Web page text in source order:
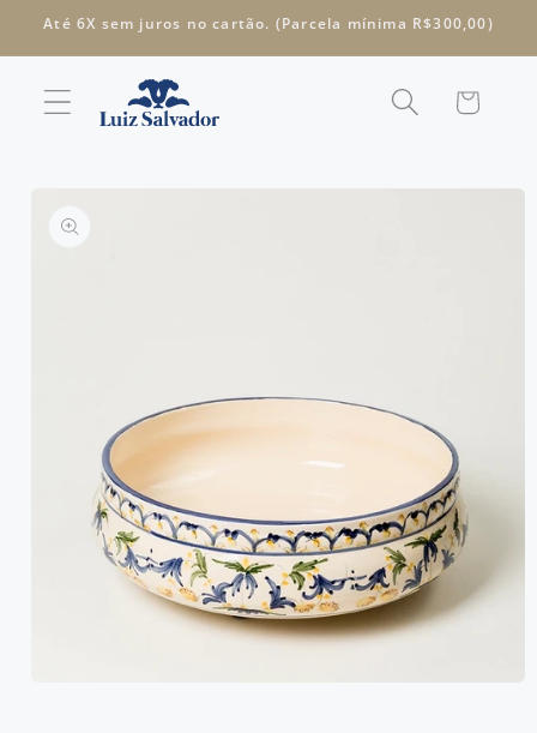
para o
conteúdo
Até 6X sem juros no cartão. (Parcela mínima R$300,00)
Carrinho
informações